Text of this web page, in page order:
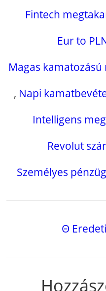
Fintech
Eur to
Magas
, Napi
Intelligens
Revolut
Személyes
Θ